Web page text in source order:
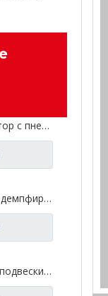
Двухслойный амортизатор с пневматической пружиной для запасных частей 2H383 для переоборудования грузовиков FAW Jiefang
Амортизатор бокового демпфирования передней оси для запасных частей S3206010-383 грузовика FAW Jiefang
Амортизатор передней подвески для запасных частей 5001020B242 грузовика FAW Jiefang Aowei